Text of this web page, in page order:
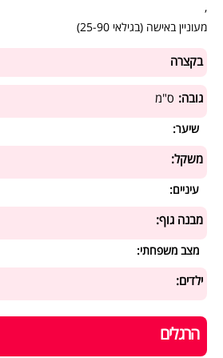
,
מעוניין באישה (בגילאי 25-90)
בקצרה
גובה: ס"מ
שיער:
משקל:
עיניים:
מבנה גוף:
מצב משפחתי:
ילדים:
הרגלים